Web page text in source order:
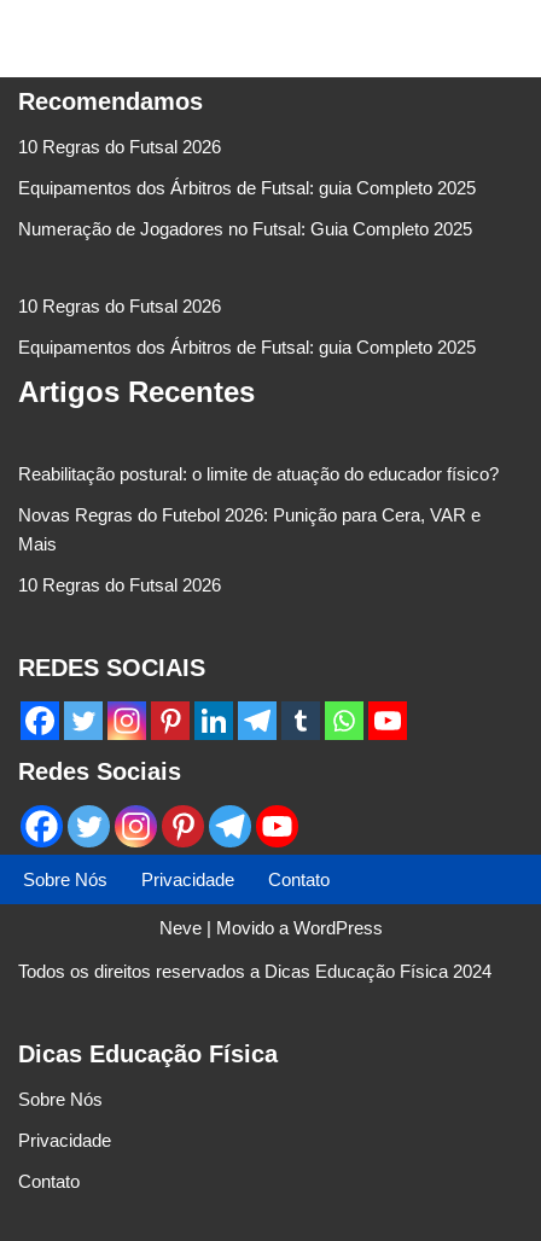
Recomendamos
10 Regras do Futsal 2026
Equipamentos dos Árbitros de Futsal: guia Completo 2025
Numeração de Jogadores no Futsal: Guia Completo 2025
10 Regras do Futsal 2026
Equipamentos dos Árbitros de Futsal: guia Completo 2025
Artigos Recentes
Reabilitação postural: o limite de atuação do educador físico?
Novas Regras do Futebol 2026: Punição para Cera, VAR e
Mais
10 Regras do Futsal 2026
REDES SOCIAIS
Redes Sociais
Sobre Nós Privacidade Contato
Neve| Movido a WordPress
Todos os direitos reservados a Dicas Educação Física 2024
Dicas Educação Física
Sobre Nós
Privacidade
Contato